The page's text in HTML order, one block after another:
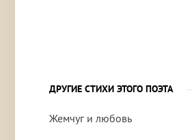
ДРУГИЕ СТИХИ ЭТОГО ПОЭТА
Жемчуг и любовь